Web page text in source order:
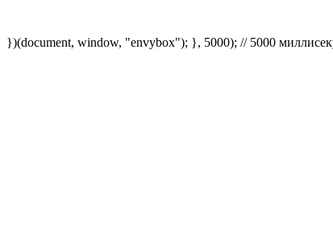
})(document, window, "envybox"); }, 5000); // 5000